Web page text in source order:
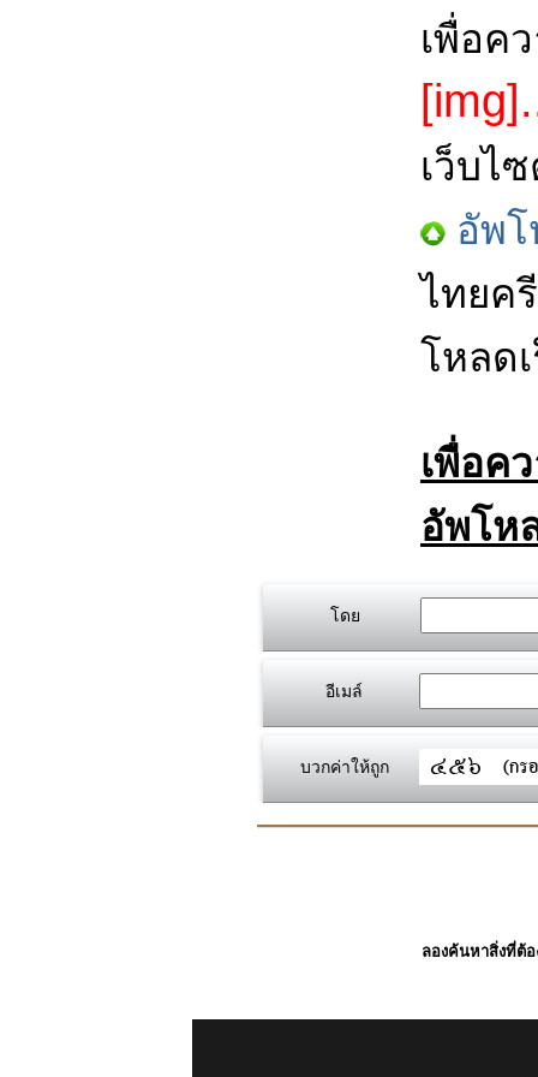
เพื่อค
เว็บไ
อัพ
ไทยค
โหลด
เพื่อค
อัพโห
โดย
อีเมล์
บวกค่าให้ถูก
ลองค้นหาสิ่งที่ต้อ